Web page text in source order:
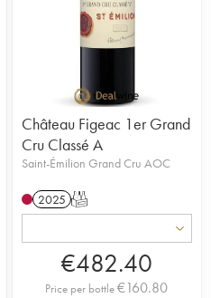
Château Figeac 1er Grand
Cru Classé A
Saint-Émilion Grand Cru AOC
2025 T
€482.40
Price per bottle€160.80